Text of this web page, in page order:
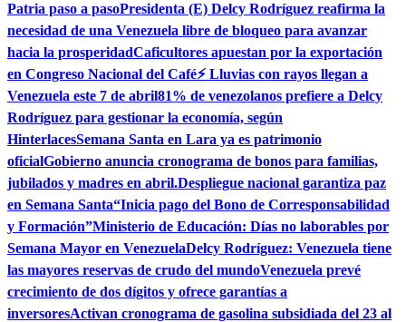
Patria paso a pasoPresidenta (E) Delcy Rodríguez reafirma la
necesidad de una Venezuela libre de bloqueo para avanzar
hacia la prosperidadCaficultores apuestan por la exportación
en Congreso Nacional del Café⚡ Lluvias con rayos llegan a
Venezuela este 7 de abril81% de venezolanos prefiere a Delcy
Rodríguez para gestionar la economía, según
HinterlacesSemana Santa en Lara ya es patrimonio
oficialGobierno anuncia cronograma de bonos para familias,
jubilados y madres en abril.Despliegue nacional garantiza paz
en Semana Santa“Inicia pago del Bono de Corresponsabilidad
y Formación”Ministerio de Educación: Días no laborables por
Semana Mayor en VenezuelaDelcy Rodríguez: Venezuela tiene
las mayores reservas de crudo del mundoVenezuela prevé
crecimiento de dos dígitos y ofrece garantías a
inversoresActivan cronograma de gasolina subsidiada del 23 al